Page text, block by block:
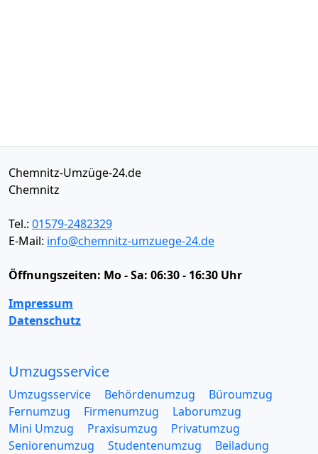
Chemnitz-Umzüge-24.de
Chemnitz
Tel.: 01579-2482329
E-Mail: info@chemnitz-umzuege-24.de
Öffnungszeiten: Mo - Sa: 06:30 - 16:30 Uhr
Impressum
Datenschutz
Umzugsservice
Umzugsservice Behördenumzug
Büroumzug
Fernumzug
Firmenumzug
Laborumzug
Mini Umzug
Praxisumzug
Privatumzug
Seniorenumzug
Studentenumzug
Beiladung